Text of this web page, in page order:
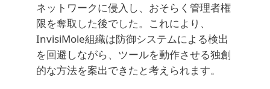
ネットワークに侵入し、おそらく管理者権
限を奪取した後でした。これにより、
InvisiMole組織は防御システムによる検出
を回避しながら、ツールを動作させる独創
的な方法を案出できたと考えられます。